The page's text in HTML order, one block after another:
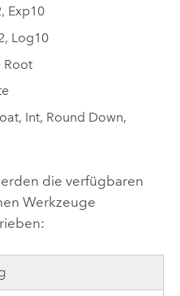
, Exp10
, Log10
Root
, Int, Round Down,
die verfügbaren
Werkzeuge